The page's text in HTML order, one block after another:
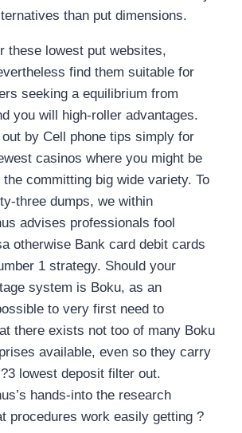
than put dimensions.
these lowest put websites,
find them suitable for
seeking a equilibrium from
you will high-roller advantages.
by Cell phone tips simply for
casinos where you might be
the committing big wide variety. To
three dumps, we within
advises professionals fool
otherwise Bank card debit cards
1 strategy. Should your
system is Boku, as an
to very first need to
there exists not too of many Boku
available, even so they carry
lowest deposit filter out.
hands-into the research
procedures work easily getting ?